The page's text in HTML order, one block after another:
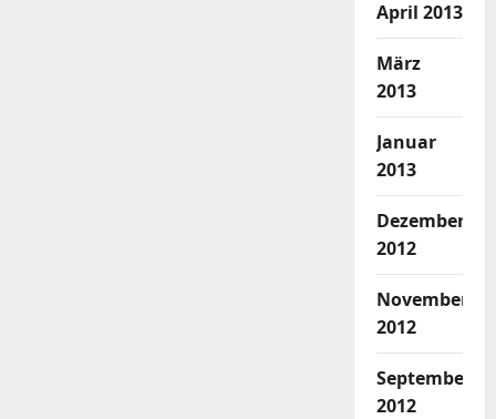
April 2013
März
2013
Januar
2013
Dezember
2012
November
2012
September
2012